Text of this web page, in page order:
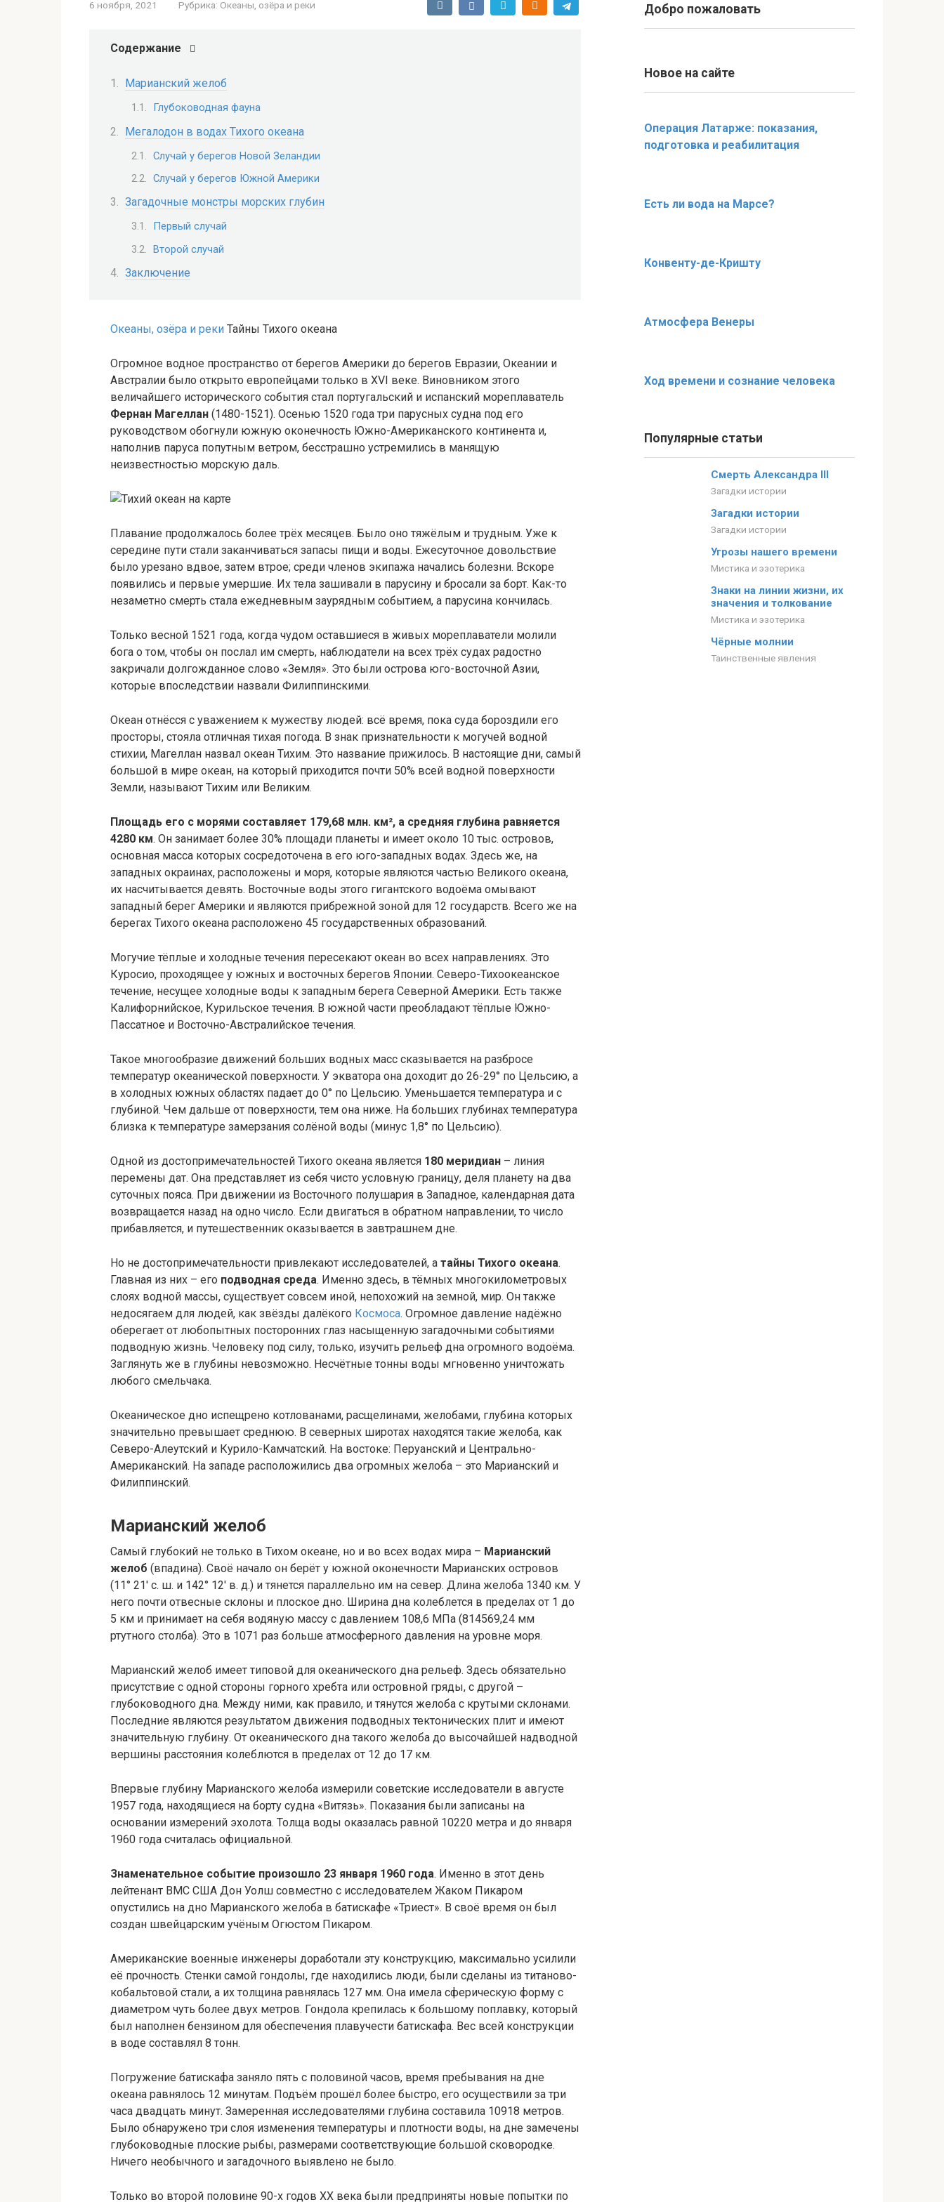
6 ноября, 2021 Рубрика: Океаны, озёра и реки
Содержание
Марианский желоб
Глубоководная фауна
Мегалодон в водах Тихого океана
Случай у берегов Новой Зеландии
Случай у берегов Южной Америки
Загадочные монстры морских глубин
Первый случай
Второй случай
Заключение
Океаны, озёра и реки Тайны Тихого океана
Огромное водное пространство от берегов Америки до берегов Евразии, Океании и
Австралии было открыто европейцами только в XVI веке. Виновником этого
величайшего исторического события стал португальский и испанский мореплаватель
Фернан Магеллан (1480-1521). Осенью 1520 года три парусных судна под его
руководством обогнули южную оконечность Южно-Американского континента и,
наполнив паруса попутным ветром, бесстрашно устремились в манящую
неизвестностью морскую даль.
Плавание продолжалось более трёх месяцев. Было оно тяжёлым и трудным. Уже к
середине пути стали заканчиваться запасы пищи и воды. Ежесуточное довольствие
было урезано вдвое, затем втрое; среди членов экипажа начались болезни. Вскоре
появились и первые умершие. Их тела зашивали в парусину и бросали за борт. Как-то
незаметно смерть стала ежедневным заурядным событием, а парусина кончилась.
Только весной 1521 года, когда чудом оставшиеся в живых мореплаватели молили
бога о том, чтобы он послал им смерть, наблюдатели на всех трёх судах радостно
закричали долгожданное слово «Земля». Это были острова юго-восточной Азии,
которые впоследствии назвали Филиппинскими.
Океан отнёсся с уважением к мужеству людей: всё время, пока суда бороздили его
просторы, стояла отличная тихая погода. В знак признательности к могучей водной
стихии, Магеллан назвал океан Тихим. Это название прижилось. В настоящие дни, самый
большой в мире океан, на который приходится почти 50% всей водной поверхности
Земли, называют Тихим или Великим.
Площадь его с морями составляет 179,68 млн. км², а средняя глубина равняется
4280 км. Он занимает более 30% площади планеты и имеет около 10 тыс. островов,
основная масса которых сосредоточена в его юго-западных водах. Здесь же, на
западных окраинах, расположены и моря, которые являются частью Великого океана,
их насчитывается девять. Восточные воды этого гигантского водоёма омывают
западный берег Америки и являются прибрежной зоной для 12 государств. Всего же на
берегах Тихого океана расположено 45 государственных образований.
Могучие тёплые и холодные течения пересекают океан во всех направлениях. Это
Куросио, проходящее у южных и восточных берегов Японии. Северо-Тихоокеанское
течение, несущее холодные воды к западным берега Северной Америки. Есть также
Калифорнийское, Курильское течения. В южной части преобладают тёплые Южно-
Пассатное и Восточно-Австралийское течения.
Такое многообразие движений больших водных масс сказывается на разбросе
температур океанической поверхности. У экватора она доходит до 26-29° по Цельсию, а
в холодных южных областях падает до 0° по Цельсию. Уменьшается температура и с
глубиной. Чем дальше от поверхности, тем она ниже. На больших глубинах температура
близка к температуре замерзания солёной воды (минус 1,8° по Цельсию).
Одной из достопримечательностей Тихого океана является 180 меридиан – линия
перемены дат. Она представляет из себя чисто условную границу, деля планету на два
суточных пояса. При движении из Восточного полушария в Западное, календарная дата
возвращается назад на одно число. Если двигаться в обратном направлении, то число
прибавляется, и путешественник оказывается в завтрашнем дне.
Но не достопримечательности привлекают исследователей, а тайны Тихого океана.
Главная из них – его подводная среда. Именно здесь, в тёмных многокилометровых
слоях водной массы, существует совсем иной, непохожий на земной, мир. Он также
недосягаем для людей, как звёзды далёкого Космоса. Огромное давление надёжно
оберегает от любопытных посторонних глаз насыщенную загадочными событиями
подводную жизнь. Человеку под силу, только, изучить рельеф дна огромного водоёма.
Заглянуть же в глубины невозможно. Несчётные тонны воды мгновенно уничтожать
любого смельчака.
Океаническое дно испещрено котлованами, расщелинами, желобами, глубина которых
значительно превышает среднюю. В северных широтах находятся такие желоба, как
Северо-Алеутский и Курило-Камчатский. На востоке: Перуанский и Центрально-
Американский. На западе расположились два огромных желоба – это Марианский и
Филиппинский.
Марианский желоб
Самый глубокий не только в Тихом океане, но и во всех водах мира – Марианский
желоб (впадина). Своё начало он берёт у южной оконечности Марианских островов
(11° 21′ с. ш. и 142° 12′ в. д.) и тянется параллельно им на север. Длина желоба 1340 км. У
него почти отвесные склоны и плоское дно. Ширина дна колеблется в пределах от 1 до
5 км и принимает на себя водяную массу с давлением 108,6 МПа (814569,24 мм
ртутного столба). Это в 1071 раз больше атмосферного давления на уровне моря.
Марианский желоб имеет типовой для океанического дна рельеф. Здесь обязательно
присутствие с одной стороны горного хребта или островной гряды, с другой –
глубоководного дна. Между ними, как правило, и тянутся желоба с крутыми склонами.
Последние являются результатом движения подводных тектонических плит и имеют
значительную глубину. От океанического дна такого желоба до высочайшей надводной
вершины расстояния колеблются в пределах от 12 до 17 км.
Впервые глубину Марианского желоба измерили советские исследователи в августе
1957 года, находящиеся на борту судна «Витязь». Показания были записаны на
основании измерений эхолота. Толща воды оказалась равной 10220 метра и до января
1960 года считалась официальной.
Знаменательное событие произошло 23 января 1960 года. Именно в этот день
лейтенант ВМС США Дон Уолш совместно с исследователем Жаком Пикаром
опустились на дно Марианского желоба в батискафе «Триест». В своё время он был
создан швейцарским учёным Огюстом Пикаром.
Американские военные инженеры доработали эту конструкцию, максимально усилили
её прочность. Стенки самой гондолы, где находились люди, были сделаны из титаново-
кобальтовой стали, а их толщина равнялась 127 мм. Она имела сферическую форму с
диаметром чуть более двух метров. Гондола крепилась к большому поплавку, который
был наполнен бензином для обеспечения плавучести батискафа. Вес всей конструкции
в воде составлял 8 тонн.
Погружение батискафа заняло пять с половиной часов, время пребывания на дне
океана равнялось 12 минутам. Подъём прошёл более быстро, его осуществили за три
часа двадцать минут. Замеренная исследователями глубина составила 10918 метров.
Было обнаружено три слоя изменения температуры и плотности воды, на дне замечены
глубоководные плоские рыбы, размерами соответствующие большой сковородке.
Ничего необычного и загадочного выявлено не было.
Только во второй половине 90-х годов XX века были предприняты новые попытки по
Добро пожаловать
Новое на сайте
Операция Латарже: показания,
подготовка и реабилитация
Есть ли вода на Марсе?
Конвенту-де-Кришту
Атмосфера Венеры
Ход времени и сознание человека
Популярные статьи
Смерть Александра III
Загадки истории
Загадки истории
Загадки истории
Угрозы нашего времени
Мистика и эзотерика
Знаки на линии жизни, их
значения и толкование
Мистика и эзотерика
Чёрные молнии
Таинственные явления